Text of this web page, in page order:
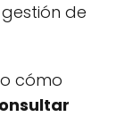
de
cómo